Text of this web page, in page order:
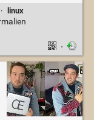
· linux
·